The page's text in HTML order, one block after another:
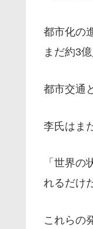
都市化の
まだ約3
都市交通
李氏はま
「世界
れるだけ
これらの